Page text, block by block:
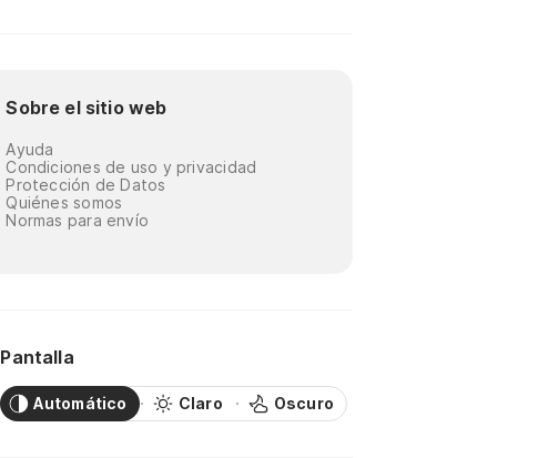
Sobre el sitio web
Ayuda
Condiciones de uso y privacidad
Protección de Datos
Quiénes somos
Normas para envío
Pantalla
Automático Claro Oscuro